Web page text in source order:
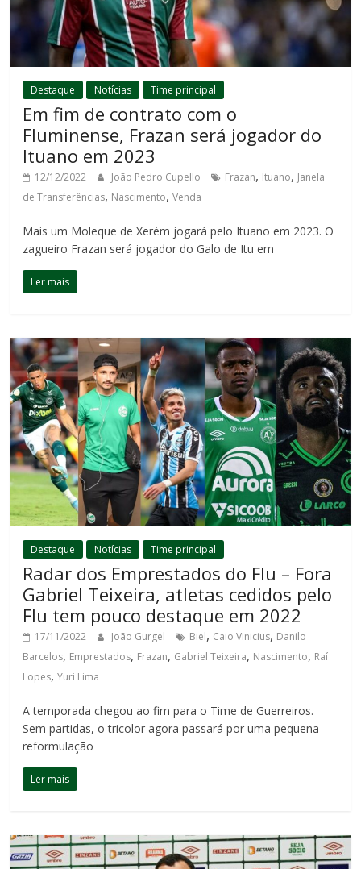
Destaque Notícias Time principal
Em fim de contrato com o
Fluminense, Frazan será jogador do
Ituano em 2023
12/12/2022 João Pedro Cupello Frazan, Ituano, Janela
de Transferências, Nascimento,Venda
Mais um Moleque de Xerém jogará pelo Ituano em 2023. O
zagueiro Frazan será jogador do Galo de Itu em
Ler mais
Destaque Notícias Time principal
Radar dos Emprestados do Flu – Fora
Gabriel Teixeira, atletas cedidos pelo
Flu tem pouco destaque em 2022
17/11/2022 João Gurgel Biel, Caio Vinicius, Danilo
Barcelos, Emprestados, Frazan, Gabriel Teixeira, Nascimento, Raí
Lopes,Yuri Lima
A temporada chegou ao fim para o Time de Guerreiros.
Sem partidas, o tricolor agora passará por uma pequena
reformulação
Ler mais